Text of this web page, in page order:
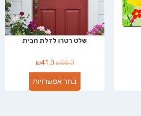
שלט רטרו לדלת הבית
₪55.0
₪41.0
בחר אפשרויות